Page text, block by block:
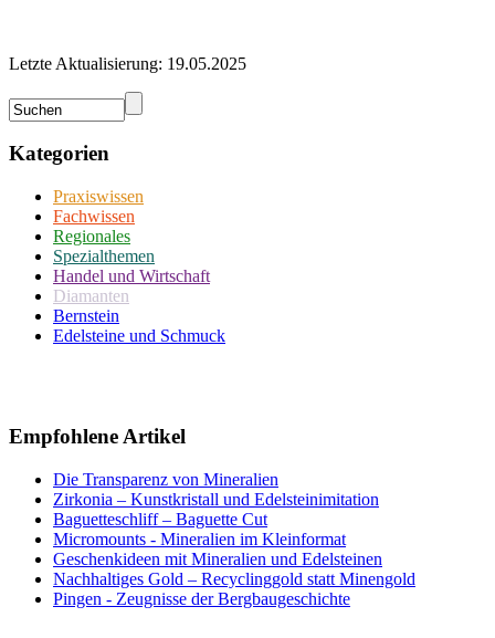
Letzte Aktualisierung: 19.05.2025
Kategorien
Praxiswissen
Fachwissen
Regionales
Spezialthemen
Handel und Wirtschaft
Diamanten
Bernstein
Edelsteine und Schmuck
Empfohlene Artikel
Die Transparenz von Mineralien
Zirkonia – Kunstkristall und Edelsteinimitation
Baguetteschliff – Baguette Cut
Micromounts - Mineralien im Kleinformat
Geschenkideen mit Mineralien und Edelsteinen
Nachhaltiges Gold – Recyclinggold statt Minengold
Pingen - Zeugnisse der Bergbaugeschichte